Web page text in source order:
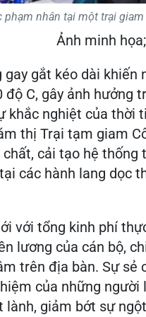
phạm nhân tại một trại giam
Ảnh minh
gắt kéo dài khiến
C, gây ảnh hưởng
khắc nghiệt của thời
thị Trại tạm giam
cải tạo hệ thống
các hành lang dọc
với tổng kinh phí
lương của cán bộ,
trên địa bàn. Sự sẻ
của những người
giảm bớt sự